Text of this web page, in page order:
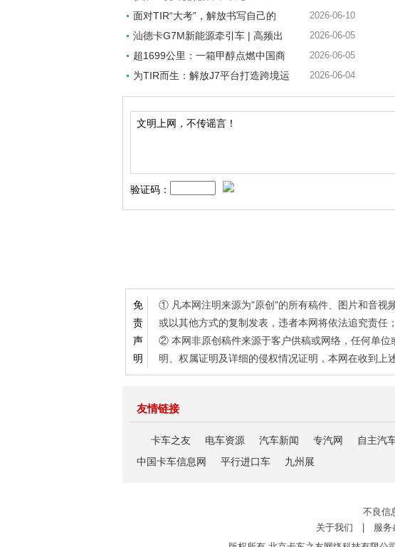
面对TIR“大考”，解放书写自己的 2026-06-10
汕德卡G7M新能源牵引车 | 高频出 2026-06-05
超1699公里：一箱甲醇点燃中国商 2026-06-05
为TIR而生：解放J7平台打造跨境运 2026-06-04
验证码：
免
责
声
明
① 凡本网注明来源为"原创"的所有稿件、图片和音视
或以其他方式的复制发表，违者本网将依法追究责任；
② 本网非原创稿件来源于客户供稿或网络，任何单位
明、权属证明及详细的侵权情况证明，本网在收到上
友情链接
卡车之友 电车资源 汽车新闻 专汽网 自主汽
中国卡车信息网
平行进口车 九州展
不良
关于我们
服务